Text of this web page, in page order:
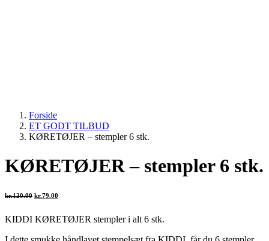
Forside
ET GODT TILBUD
KØRETØJER – stempler 6 stk.
KØRETØJER – stempler 6 stk.
kr.120.00 Den
var:
kr.120.00.
kr.79.00
er:
kr.79.00.
KIDDI KØRETØJER stempler i alt 6 stk.